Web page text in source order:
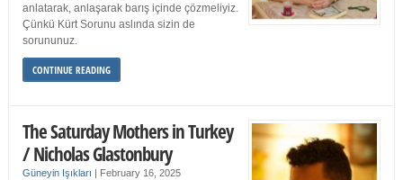
anlatarak, anlaşarak barış içinde çözmeliyiz.
Çünkü Kürt Sorunu aslında sizin de
sorununuz.
CONTINUE READING
The Saturday Mothers in Turkey
/ Nicholas Glastonbury
Güneyin Işıkları | February 16, 2025